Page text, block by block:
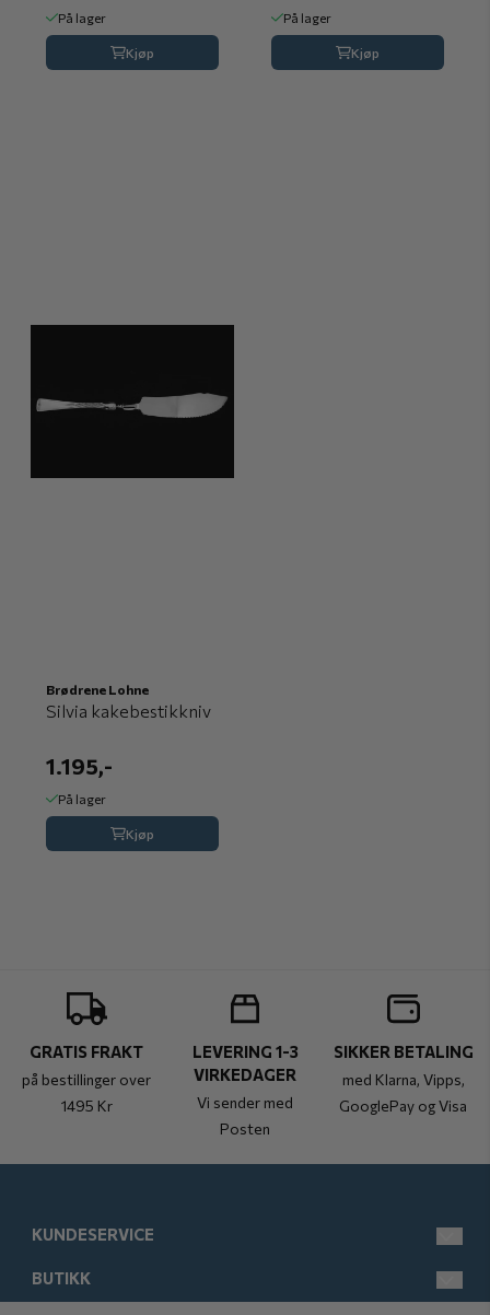
På lager
Kjøp
På lager
Kjøp
Brødrene Lohne
Silvia kakebestikkniv
1.195,-
På lager
Kjøp
GRATIS FRAKT
på bestillinger over
1495 Kr
LEVERING 1-3
VIRKEDAGER
Vi sender med
Posten
SIKKER BETALING
med Klarna, Vipps,
GooglePay og Visa
KUNDESERVICE
post@kistebunn.no
Tlf: 958 11 529
BUTIKK